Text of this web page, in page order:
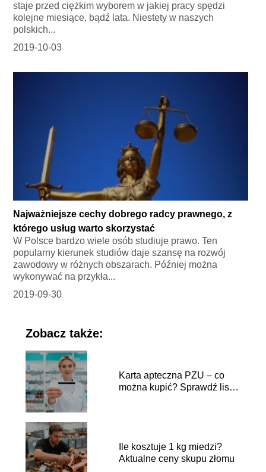
staje przed ciężkim wyborem w jakiej pracy spędzi
kolejne miesiące, bądź lata. Niestety w naszych
polskich...
2019-10-03
Najważniejsze cechy dobrego radcy prawnego, z
którego usług warto skorzystać
W Polsce bardzo wiele osób studiuje prawo. Ten
popularny kierunek studiów daje szansę na rozwój
zawodowy w różnych obszarach. Później można
wykonywać na przykła...
2019-09-30
Zobacz także:
Karta apteczna PZU – co
można kupić? Sprawdź listę
Ile kosztuje 1 kg miedzi?
Aktualne ceny skupu złomu